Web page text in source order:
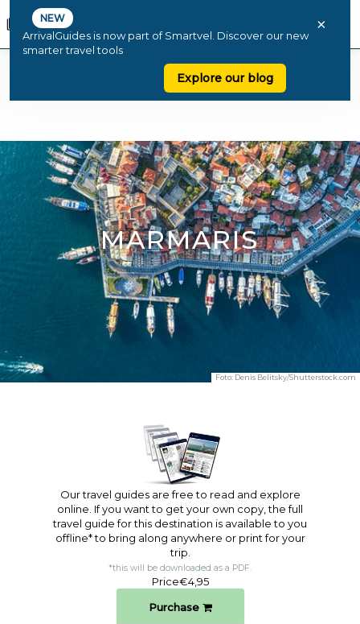
NEW
ArrivalGuides is now part of Smartvel. Discover our new
smarter travel tools
Explore our blog
×
MARMARIS
Foto: Denis Belitsky/Shutterstock.com
Our travel guides are free to read and explore
online. If you want to get your own copy, the full
travel guide for this destination is available to you
offline* to bring along anywhere or print for your
trip.​
*this will be downloaded as a PDF.
Price€4,95
Purchase